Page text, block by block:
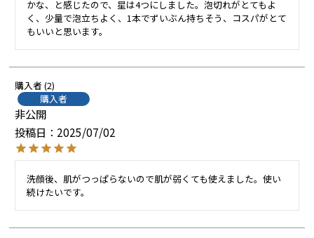
かな、と感じたので、星は4つにしました。泡切れがとてもよ
く、少量で泡立ちよく、1本でずいぶん持ちそう、コスパがとて
もいいと思います。
購入者 2
購入者
非公開
投稿日
2025/07/02
洗顔後、肌がつっぱらないので肌が弱くても使えました。使い
続けたいです。